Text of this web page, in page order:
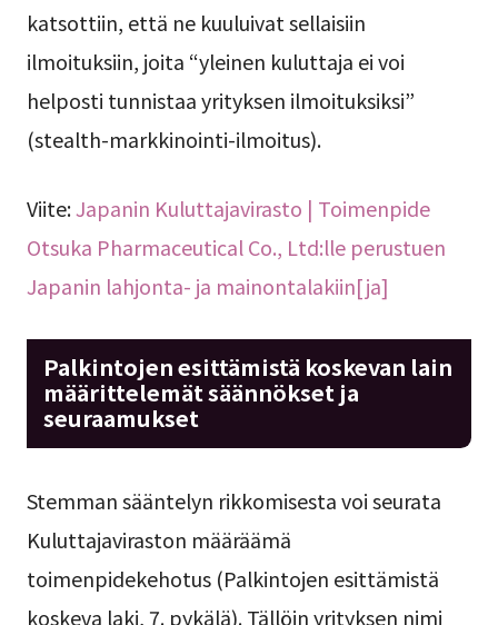
katsottiin, että ne kuuluivat sellaisiin
ilmoituksiin, joita “yleinen kuluttaja ei voi
helposti tunnistaa yrityksen ilmoituksiksi”
(stealth-markkinointi-ilmoitus).
Viite:Japanin Kuluttajavirasto | Toimenpide
Otsuka Pharmaceutical Co., Ltd:lle perustuen
Japanin lahjonta- ja mainontalakiin[ja]
Palkintojen esittämistä koskevan lain
määrittelemät säännökset ja
seuraamukset
Stemman sääntelyn rikkomisesta voi seurata
Kuluttajaviraston määräämä
toimenpidekehotus (Palkintojen esittämistä
koskeva laki, 7. pykälä). Tällöin yrityksen nimi